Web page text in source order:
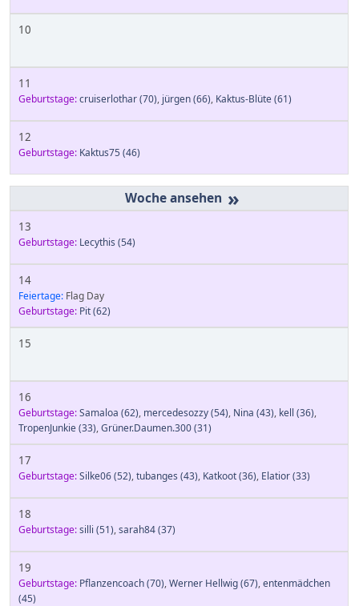
10
11
Geburtstage:cruiserlothar(70), jürgen(66), Kaktus-Blüte(61)
12
Geburtstage: Kaktus75 (46)
»
13
Geburtstage: Lecythis (54)
14
Feiertage: Flag Day
Geburtstage: Pit(62)
15
16
Geburtstage:Samaloa (62), mercedesozzy(54), Nina (43), kell (36),
TropenJunkie(33),Grüner.Daumen.300(31)
17
Geburtstage:Silke06(52),tubanges (43), Katkoot(36), Elatior(33)
18
Geburtstage:silli (51),sarah84(37)
19
Geburtstage: Pflanzencoach(70),Werner Hellwig(67),entenmädchen
(45)